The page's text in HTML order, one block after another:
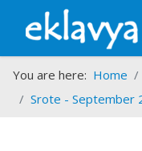
You are here: Home
Srote - September